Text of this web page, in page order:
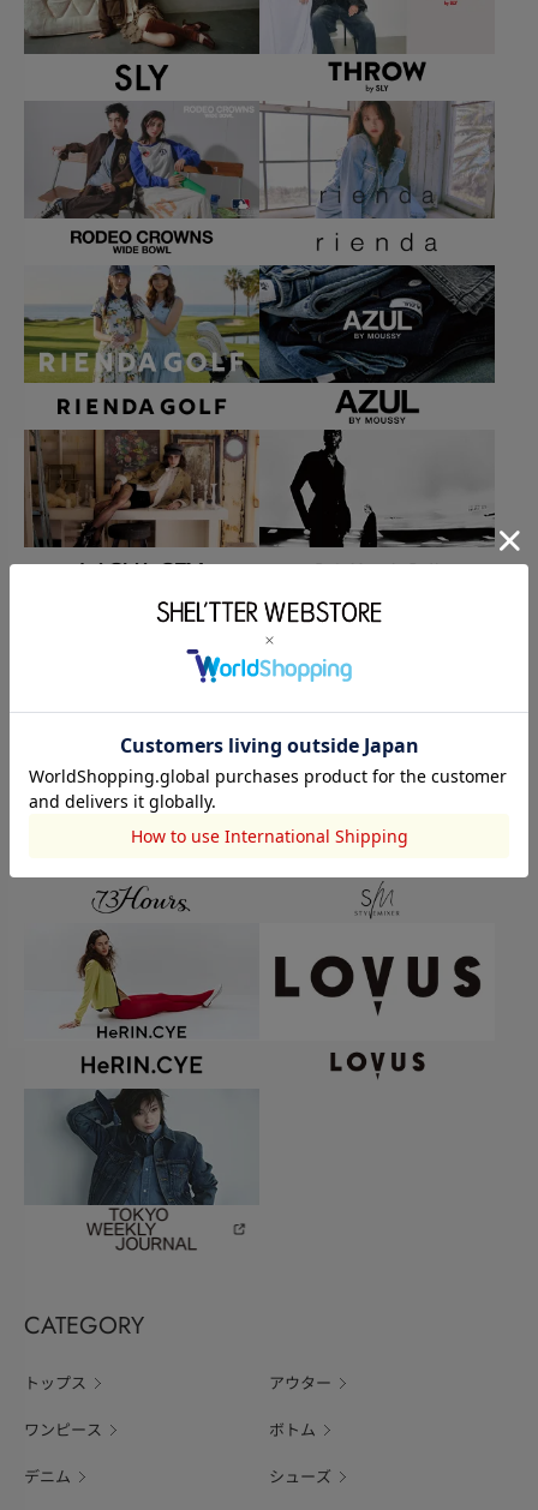
CATEGORY
トップス アウター
ワンピース ボトム
デニム シューズ